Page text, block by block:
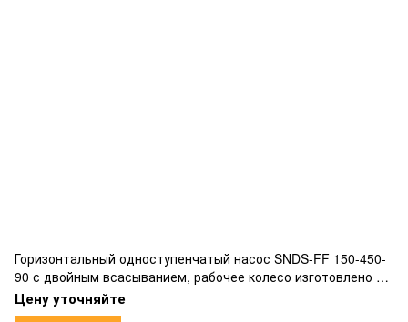
Горизонтальный одноступенчатый насос SNDS-FF 150-450-
90 с двойным всасыванием, рабочее колесо изготовлено из
бронзы, фланцевым подключением.
Цену уточняйте